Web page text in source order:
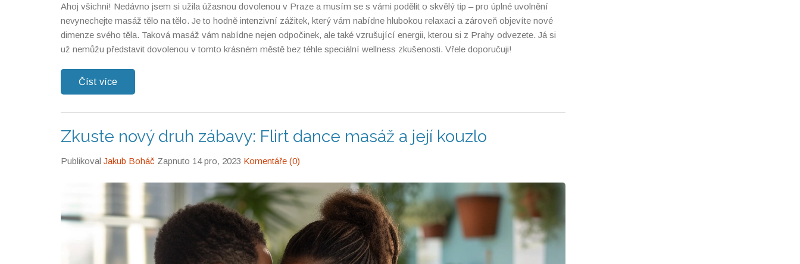
Ahoj všichni! Nedávno jsem si užila úžasnou dovolenou v Praze a musím se s vámi podělit o skvělý tip – pro úplné uvolnění
nevynechejte masáž tělo na tělo. Je to hodně intenzivní zážitek, který vám nabídne hlubokou relaxaci a zároveň objevíte nové
dimenze svého těla. Taková masáž vám nabídne nejen odpočinek, ale také vzrušující energii, kterou si z Prahy odvezete. Já si
už nemůžu představit dovolenou v tomto krásném městě bez téhle speciální wellness zkušenosti. Vřele doporučuji!
Číst více
Zkuste nový druh zábavy: Flirt dance masáž a její kouzlo
Publikoval Jakub Boháč Zapnuto 14 pro, 2023 Komentáře (0)